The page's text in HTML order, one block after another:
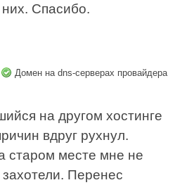
них. Спасибо.
Домен на dns-серверах провайдера
на другом хостинге
вдруг рухнул.
старом месте мне не
Перенес